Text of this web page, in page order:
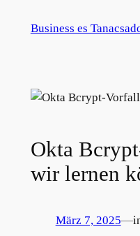
InhaltBusiness es
Okta
wir lernen
März 7, 2025—